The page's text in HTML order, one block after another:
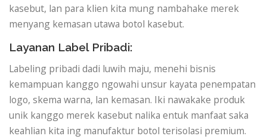
kasebut, lan para klien kita mung nambahake merek
menyang kemasan utawa botol kasebut.
Layanan Label Pribadi:
Labeling pribadi dadi luwih maju, menehi bisnis
kemampuan kanggo ngowahi unsur kayata penempatan
logo, skema warna, lan kemasan. Iki nawakake produk
unik kanggo merek kasebut nalika entuk manfaat saka
keahlian kita ing manufaktur botol terisolasi premium.